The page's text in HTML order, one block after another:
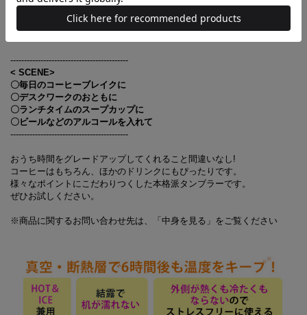
実容量は
とたっぷりと飲み物が入れられるサイズ感になっていま
す。ころんとした見た目もキュート。
-------------------------------------------
< SCENE>
〇毎日のコーヒーブレイクに
〇デスクワークのおともに
〇ランチタイムのスープカップに
〇ビールなどのアルコールを入れて
-------------------------------------------
おうち時間をグレードアップしてくれること間違いなし !
コーヒーはもちろん、ほかのドリンクにもぴったりです。
様々なポイントにこだわりつくした本格派タンブラーです。
ぜひお試しください。
※商品に関するお問い合わせ先は、「中身を見る」をご覧ください